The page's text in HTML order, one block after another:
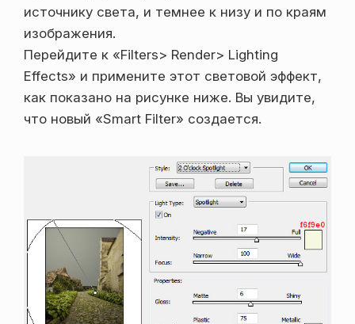
источнику света, и темнее к низу и по краям
изображения.
Перейдите к «Filters> Render> Lighting
Effects» и примените этот световой эффект,
как показано на рисунке ниже. Вы увидите,
что новый «Smart Filter» создается.